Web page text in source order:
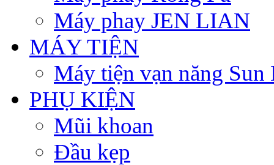
Máy phay JEN LIAN
MÁY TIỆN
Máy tiện vạn năng Sun
PHỤ KIỆN
Mũi khoan
Đầu kẹp